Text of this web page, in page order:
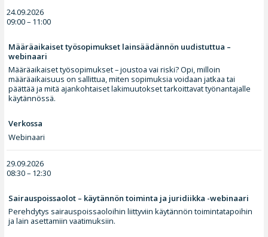
24.09.2026
09:00 – 11:00
Määräaikaiset työsopimukset lainsäädännön uudistuttua –
webinaari
Määräaikaiset työsopimukset – joustoa vai riski? Opi, milloin
määräaikaisuus on sallittua, miten sopimuksia voidaan jatkaa tai
päättää ja mitä ajankohtaiset lakimuutokset tarkoittavat työnantajalle
käytännössä.
Verkossa
Webinaari
29.09.2026
08:30 – 12:30
Sairauspoissaolot – käytännön toiminta ja juridiikka -webinaari
Perehdytys sairauspoissaoloihin liittyviin käytännön toimintatapoihin
ja lain asettamiin vaatimuksiin.